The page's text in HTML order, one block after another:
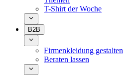
T-Shirt der Woche
B2B
Firmenkleidung gestalten
Beraten lassen